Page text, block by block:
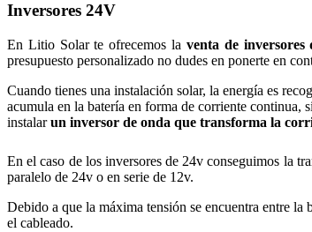
Inversores 24V
En Litio Solar te ofrecemos la venta de inversores
presupuesto personalizado no dudes en ponerte en
Cuando tienes una instalación solar, la energía es
acumula en la batería en forma de corriente continua,
instalarun inversor de onda que transforma la
En el caso de los inversores de 24v conseguimos la
paralelo de 24v o en serie de 12v.
Debido a que la máxima tensión se encuentra entre la
el cableado.